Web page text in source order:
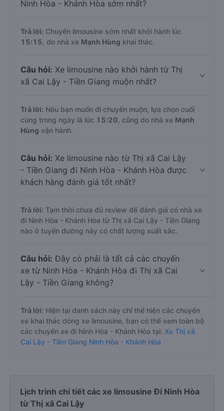
Ninh Hòa - Khánh Hòa sớm nhất?
Trả lời: Chuyến limousine sớm nhất khởi hành lúc
15:15 , do nhà xe Mạnh Hùng khai thác.
Câu hỏi: Xe limousine nào khởi hành từ Thị
xã Cai Lậy - Tiền Giang muộn nhất?
Trả lời: Nếu bạn muốn đi chuyến muộn, lựa chọn cuối
cùng trong ngày là lúc 15:20 , cũng do nhà xe Mạnh
Hùng vận hành.
Câu hỏi: Xe limousine nào từ Thị xã Cai Lậy
- Tiền Giang đi Ninh Hòa - Khánh Hòa được
khách hàng đánh giá tốt nhất?
Trả lời: Tạm thời chưa đủ review để đánh giá có nhà xe
đi Ninh Hòa - Khánh Hòa từ Thị xã Cai Lậy - Tiền Giang
nào ở tuyến đường này có chất lượng xuất sắc.
Câu hỏi: Đây có phải là tất cả các chuyến
xe từ Ninh Hòa - Khánh Hòa đi Thị xã Cai
Lậy - Tiền Giang không?
Trả lời: Hiện tại danh sách này chỉ thể hiện các chuyến
xe khai thác dòng xe limousine, bạn có thể xem toàn bộ
các chuyến xe đi Ninh Hòa - Khánh Hòa tại: Xe Thị xã
Cai Lậy - Tiền Giang Ninh Hòa - Khánh Hòa
Lịch trình chi tiết các xe limousine Đi Ninh Hòa
từ Thị xã Cai Lậy